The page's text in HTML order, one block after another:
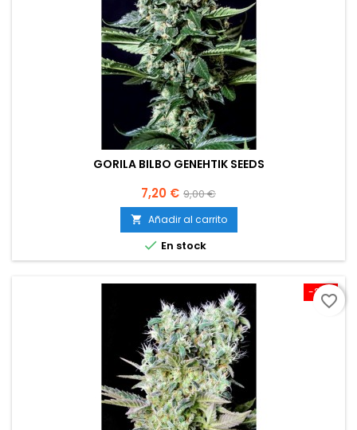
GORILA BILBO GENEHTIK SEEDS
Precio
7,20 € Precio
base
9,00 €
 Añadir al carrito
 En stock
-20%
favorite_border